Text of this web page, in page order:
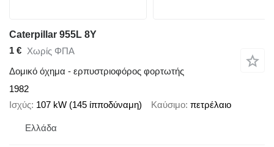
Caterpillar 955L 8Y
1 € Χωρίς ΦΠΑ
Δομικό όχημα - ερπυστριοφόρος φορτωτής
1982
Ισχύς 107 kW (145 ίπποδύναμη) Καύσιμο πετρέλαιο
Ελλάδα